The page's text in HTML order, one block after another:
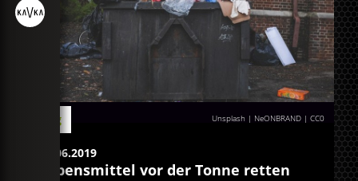
Unsplash | NeONBRAND |CC0
Blog
04.06.2019
Lebensmittel vor der Tonne retten